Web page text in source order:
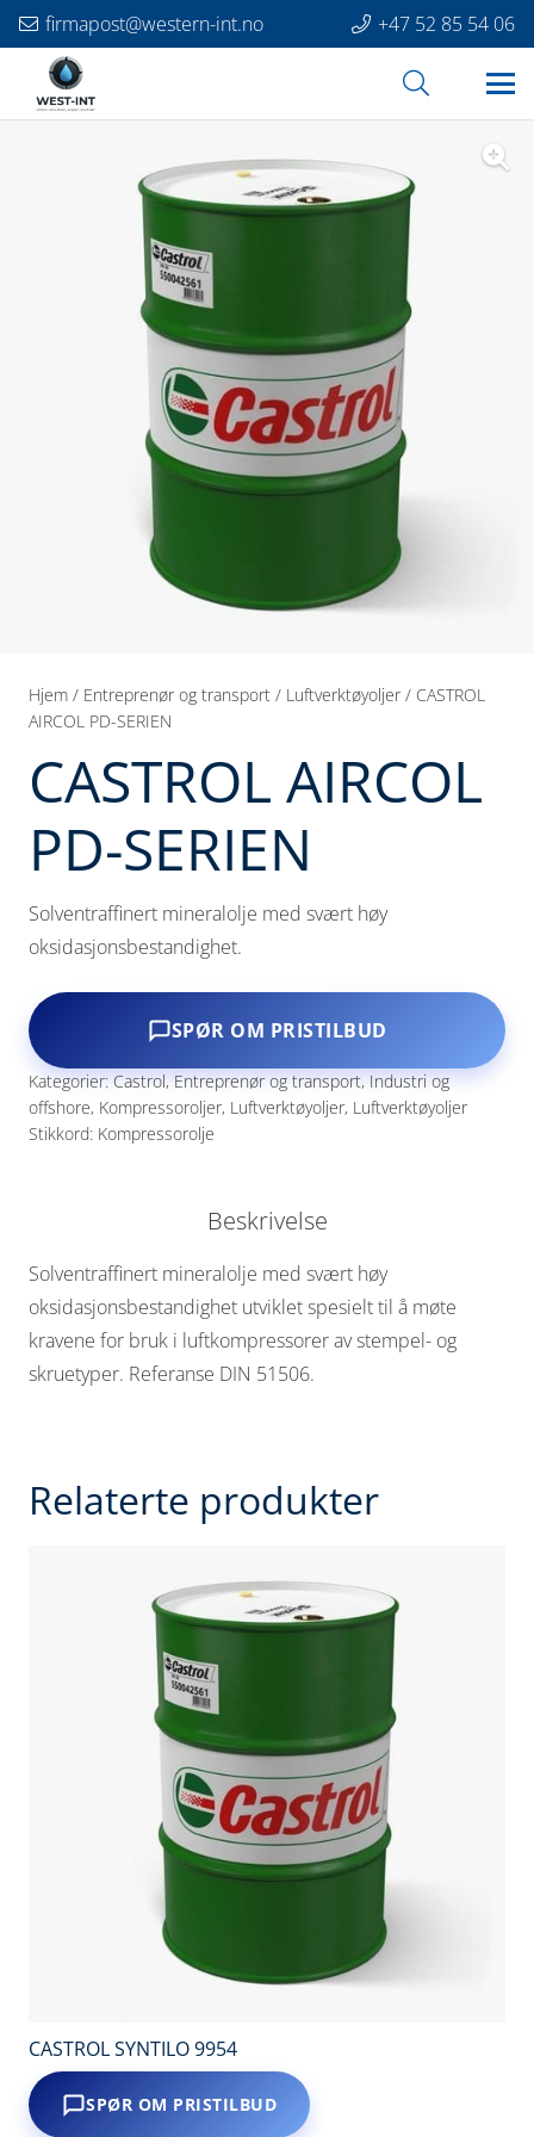
firmapost@western-int.no +47 52 85 54 06
Hjem / Entreprenør og transport / Luftverktøyoljer/ CASTROL
AIRCOL PD-SERIEN
CASTROL AIRCOL
PD-SERIEN
Solventraffinert mineralolje med svært høy
oksidasjonsbestandighet.
SPØR OM PRISTILBUD
Kategorier:Castrol,Entreprenør og transport,Industri og
offshore, Kompressoroljer, Luftverktøyoljer, Luftverktøyoljer
Stikkord: Kompressorolje
Beskrivelse
Solventraffinert mineralolje med svært høy
oksidasjonsbestandighet utviklet spesielt til å møte
kravene for bruk i luftkompressorer av stempel- og
skruetyper. Referanse DIN 51506.
Relaterte produkter
CASTROL SYNTILO 9954
SPØR OM PRISTILBUD